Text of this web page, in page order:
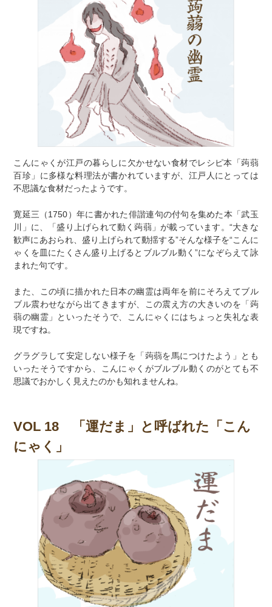
こんにゃくが江戸の暮らしに欠かせない食材でレシピ本「蒟蒻
百珍」に多様な料理法が書かれていますが、江戸人にとっては
不思議な食材だったようです。
寛延三（1750）年に書かれた俳諧連句の付句を集めた本「武玉
川」に、「盛り上げられて動く蒟蒻」が載っています。“大きな
歓声にあおられ、盛り上げられて動揺する”そんな様子を“こんに
ゃくを皿にたくさん盛り上げるとブルブル動く”になぞらえて詠
まれた句です。
また、この頃に描かれた日本の幽霊は両年を前にそろえてブル
ブル震わせながら出てきますが、この震え方の大きいのを「蒟
蒻の幽霊」といったそうで、こんにゃくにはちょっと失礼な表
現ですね。
グラグラして安定しない様子を「蒟蒻を馬につけたよう」とも
いったそうですから、こんにゃくがブルブル動くのがとても不
思議でおかしく見えたのかも知れませんね。
VOL 18 「運だま」と呼ばれた「こん
にゃく」